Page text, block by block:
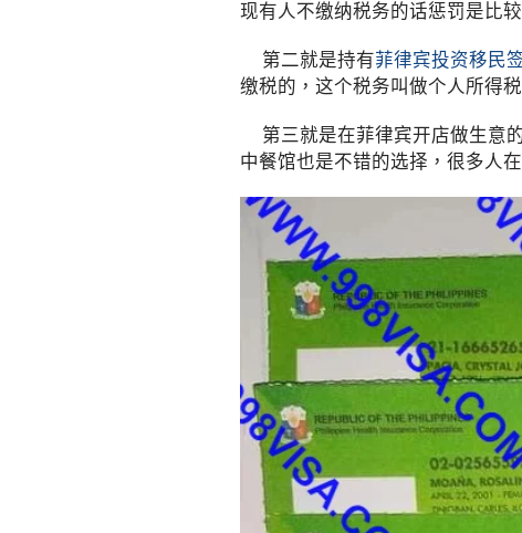
现有人不缴纳税务的话惩罚是比较
第二就是持有菲律宾投资移民
缴税的，这个税务叫做个人所得税
第三就是在菲律宾开店做生意
中餐馆也是不错的选择，很多人